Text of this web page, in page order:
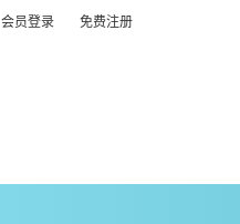
会员登录 免费注册